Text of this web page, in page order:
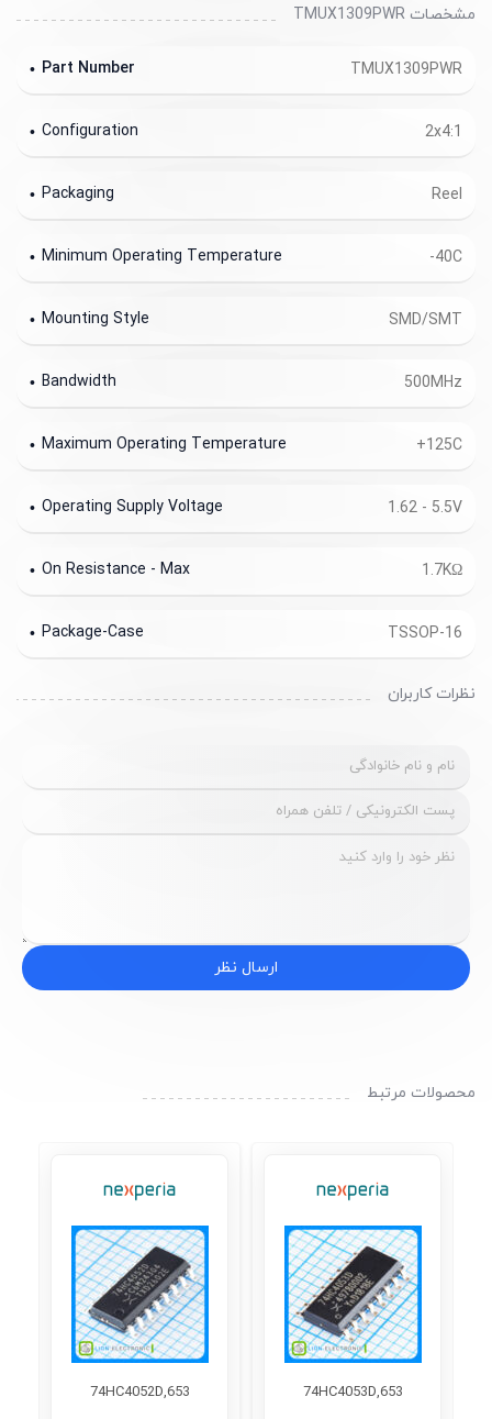
مشخصات TMUX1309PWR
TMUX1309PWR
Part Number
2x4:1
Configuration
Reel
Packaging
-40C
Minimum Operating Temperature
SMD/SMT
Mounting Style
500MHz
Bandwidth
+125C
Maximum Operating Temperature
1.62 - 5.5V
Operating Supply Voltage
1.7KΩ
On Resistance - Max
TSSOP-16
Package-Case
نظرات کاربران
ارسال نظر
محصولات مرتبط
74HC4053D,653
74HC4052D,653